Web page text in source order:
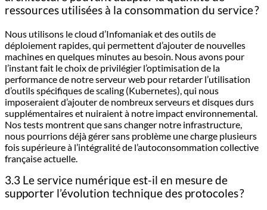
ressources utilisées à la consommation du service ?
Nous utilisons le cloud d’Infomaniak et des outils de
déploiement rapides, qui permettent d’ajouter de nouvelles
machines en quelques minutes au besoin. Nous avons pour
l’instant fait le choix de privilégier l’optimisation de la
performance de notre serveur web pour retarder l’utilisation
d’outils spécifiques de scaling (Kubernetes), qui nous
imposeraient d’ajouter de nombreux serveurs et disques durs
supplémentaires et nuiraient à notre impact environnemental.
Nos tests montrent que sans changer notre infrastructure,
nous pourrions déjà gérer sans problème une charge plusieurs
fois supérieure à l’intégralité de l’autoconsommation collective
française actuelle.
3.3 Le service numérique est-il en mesure de
supporter l’évolution technique des protocoles ?